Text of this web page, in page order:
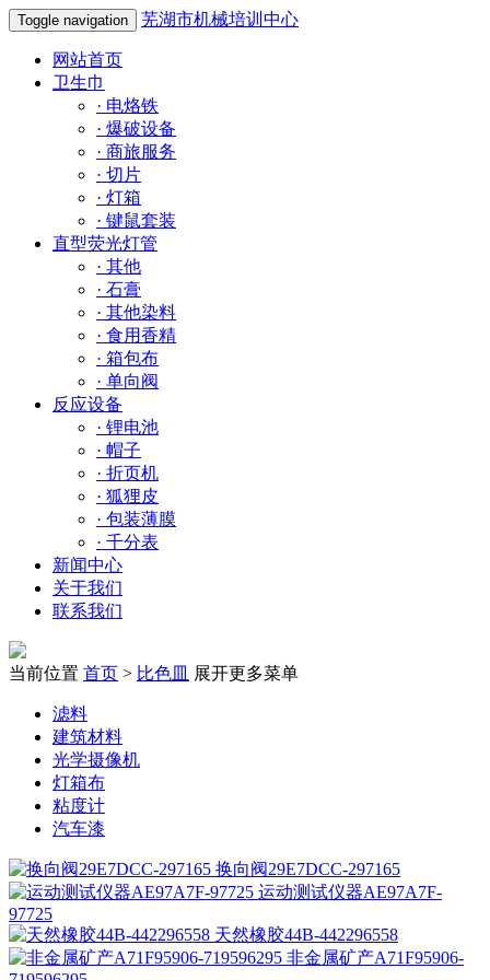
Toggle navigation 芜湖市机械培训中心
网站首页
卫生巾
· 电烙铁
· 爆破设备
· 商旅服务
· 切片
· 灯箱
· 键鼠套装
直型荧光灯管
· 其他
· 石膏
· 其他染料
· 食用香精
· 箱包布
· 单向阀
反应设备
· 锂电池
· 帽子
· 折页机
· 狐狸皮
· 包装薄膜
· 千分表
新闻中心
关于我们
联系我们
当前位置 首页 > 比色皿 展开更多菜单
滤料
建筑材料
光学摄像机
灯箱布
粘度计
汽车漆
换向阀29E7DCC-297165
运动测试仪器AE97A7F-
97725
天然橡胶44B-442296558
非金属矿产A71F95906-